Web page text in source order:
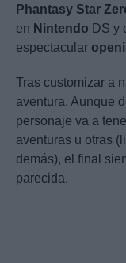
Phantasy Star
en Nintendo DS y
espectacular
Tras customizar a
aventura. Aunque
personaje va a
aventuras u otras
demás), el final
parecida.